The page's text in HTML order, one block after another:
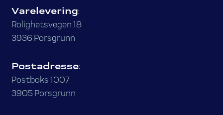
Varelevering:
Rolighetsvegen 18
3936 Porsgrunn
Postadresse:
Postboks 1007
3905 Porsgrunn